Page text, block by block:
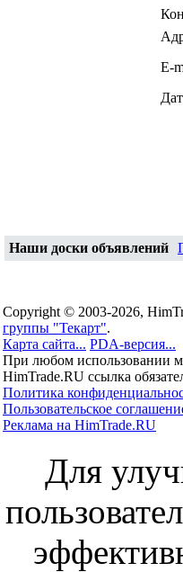
E-
Наши доски объявлений
Copyright © 2003-2026,
группы "Текарт".
Карта сайта... PDA-версия...
При любом использовании
HimTrade.RU ссылка
Политика
Пользовательское
Реклама на HimTrade.RU
Для